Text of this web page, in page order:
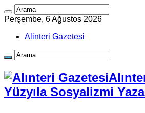
Perşembe, 6 Ağustos 2026
Alinteri Gazetesi
Yüzyıla Sosyalizmi